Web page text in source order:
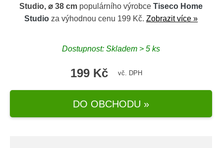
Studio, ⌀ 38 cm populárního výrobce Tiseco Home
Studio za výhodnou cenu 199 Kč. Zobrazit více »
Dostupnost: Skladem > 5 ks
199 Kč vč. DPH
DO OBCHODU »